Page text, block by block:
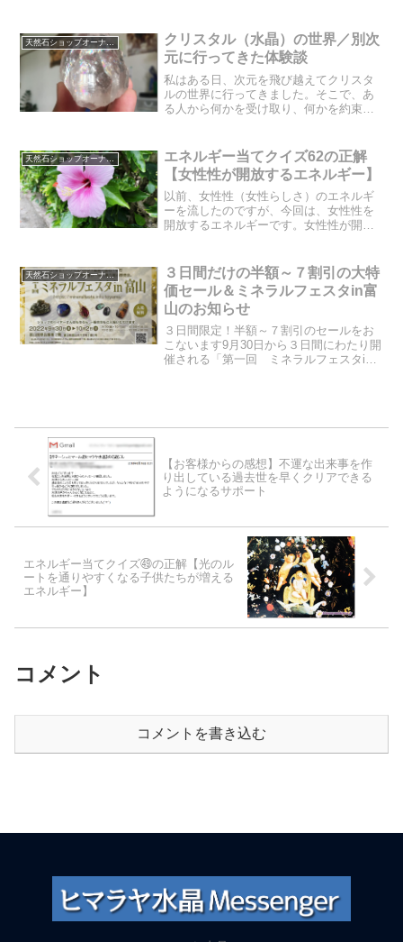
天然石ショップオーナーのブログ
クリスタル（水晶）の世界／別次
元に行ってきた体験談
私はある日、次元を飛び越えてクリスタ
ルの世界に行ってきました。そこで、あ
る人から何かを受け取り、何かを約束し
うか？不確かな出来事なので、夢物語だ
と思って読んでみてくださ...
天然石ショップオーナーのブログ
エネルギー当てクイズ62の正解
【女性性が開放するエネルギー】
以前、女性性（女性らしさ）のエネルギ
ーを流したのですが、今回は、女性性を
開放するエネルギーです。女性性が開放
ディングした結果で、必要なエネルギー
をアレンジしてみました。...
天然石ショップオーナーのブログ
３日間だけの半額～７割引の大特
価セール＆ミネラルフェスタin富
山のお知らせ
３日間限定！半額～７割引のセールをお
こないます9月30日から３日間にわたり開
催される「第一回 ミネラルフェスタin
【お客様からの感想】不運な出来事を作
り出している過去世を早くクリアできる
ようになるサポート
エネルギー当てクイズ㊾の正解【光のル
ートを通りやすくなる子供たちが増える
エネルギー】
コメント
コメントを書き込む